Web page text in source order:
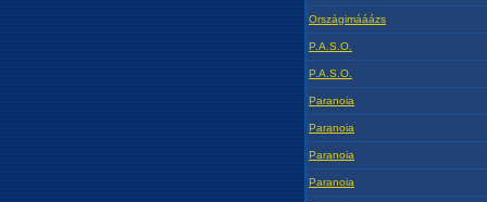
Országimááázs
P.A.S.O.
P.A.S.O.
Paranoia
Paranoia
Paranoia
Paranoia